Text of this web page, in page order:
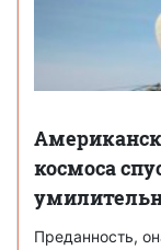
космоса
Преданность,